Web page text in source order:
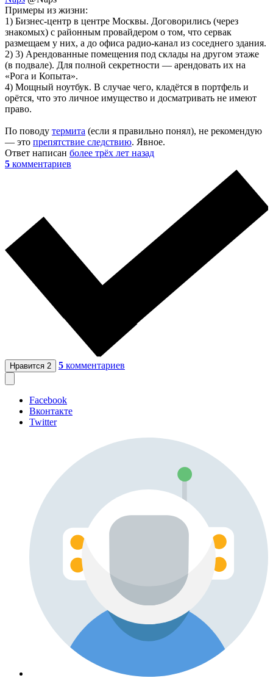
Примеры из жизни:
1) Бизнес-центр в центре Москвы. Договорились (через
знакомых) с районным провайдером о том, что сервак
размещаем у них, а до офиса радио-канал из соседнего здания.
2) 3) Арендованные помещения под склады на другом этаже
(в подвале). Для полной секретности — арендовать их на
«Рога и Копыта».
4) Мощный ноутбук. В случае чего, кладётся в портфель и
орётся, что это личное имущество и досматривать не имеют
право.
По поводу термита (если я правильно понял), не рекомендую
— это препятствие следствию. Явное.
Ответ написан более трёх лет назад
5 комментариев
Нравится 2 5 комментариев
Facebook
Вконтакте
Twitter